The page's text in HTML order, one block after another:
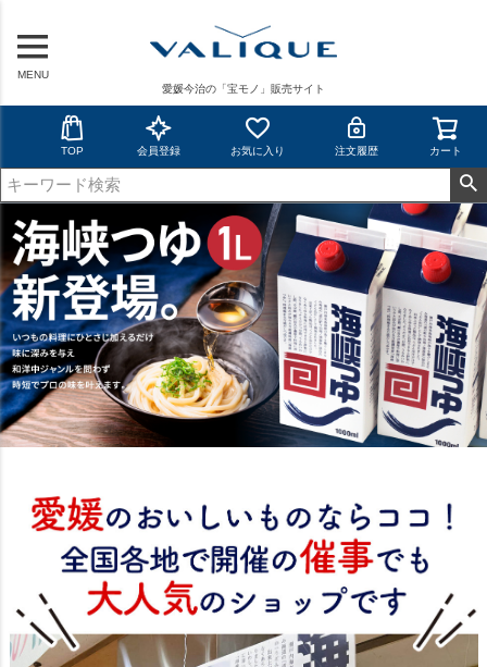
MENU
愛媛今治の「宝モノ」販売サイト
TOP 会員登録 お気に入り 注文履歴 カート